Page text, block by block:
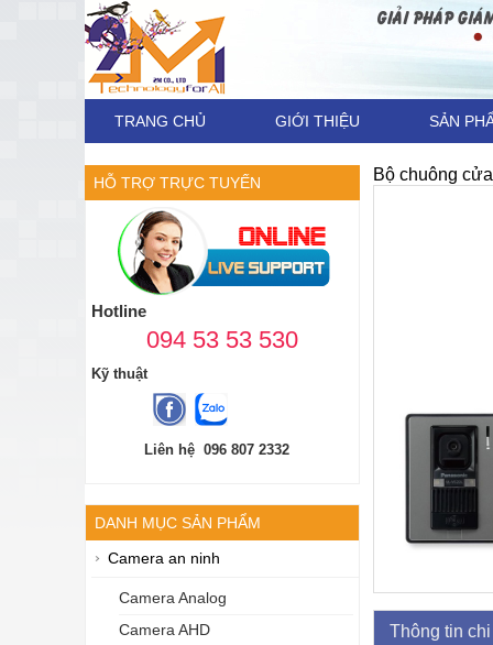
TRANG CHỦ GIỚI THIỆU SẢN
HỖ TRỢ TRỰC TUYẾN
Hotline
094 53 53 530
Kỹ thuật
Liên hệ 096 807 2332
DANH MỤC SẢN PHẨM
Camera an ninh
Camera Analog
Camera AHD
Bộ chuông
Thông tin